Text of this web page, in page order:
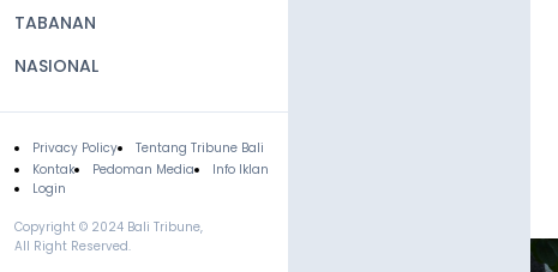
TABANAN
NASIONAL
Footer
Privacy Policy
Tentang Tribune Bali
Kontak
Pedoman Media
Info Iklan
Login
Copyright © 2024 Bali Tribune,
All Right Reserved.